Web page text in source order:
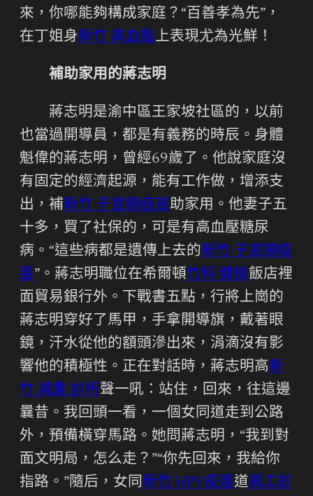
來，你哪能夠構成家庭？“百善孝為先”，
在丁姐身新竹 高血脂上表現尤為光鮮！
補助家用的蔣志明
蔣志明是渝中區王家坡社區的，以前
也當過開導員，都是有義務的時辰。身體
魁偉的蔣志明，曾經69歲了。他說家庭沒
有固定的經濟起源，能有工作做，增添支
出，補新竹 子宮頸疫苗助家用。他妻子五
十多，買了社保的，可是有高血壓糖尿
病。“這些病都是遺傳上去的新竹 子宮頸疫
苗”。蔣志明職位在希爾頓竹科 健檢飯店裡
面貿易銀行外。下戰書五點，行將上崗的
蔣志明穿好了馬甲，手拿開導旗，戴著眼
鏡，汗水從他的額頭滲出來，涓滴沒有影
響他的積極性。正在對話時，蔣志明高新
竹 減重 診所聲一吼：站住，回來，往這邊
曩昔。我回頭一看，一個女同道走到公路
外，預備橫穿馬路。她問蔣志明，“我到對
面文明局，怎么走？”“你先回來，我給你
指路。”隨后，女同新竹 HPV疫苗道員工診